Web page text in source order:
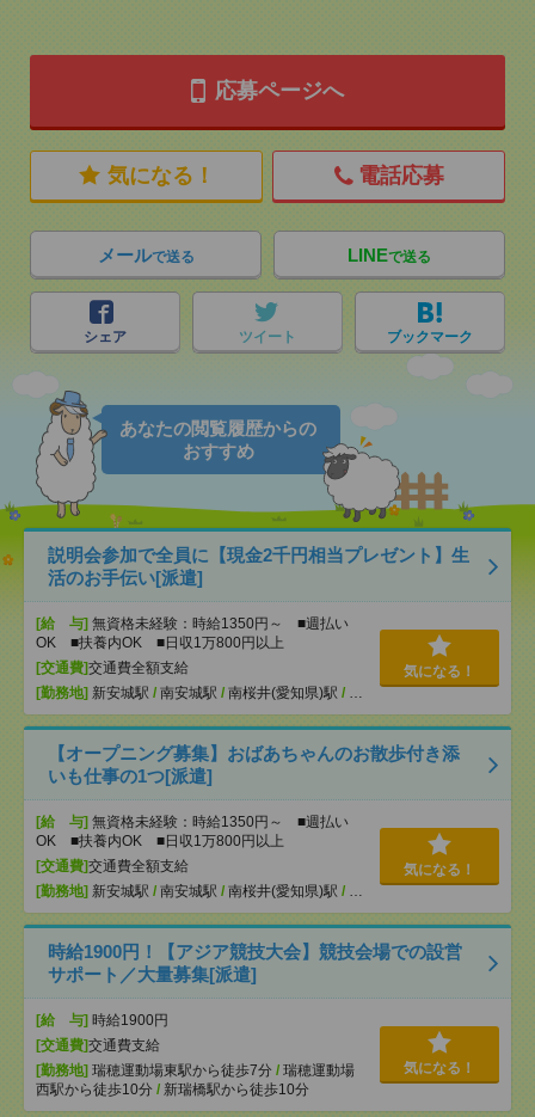
応募ページへ
気になる！ 電話応募
メールで送る LINEで送る
シェア ツイート ブックマーク
あなたの閲覧履歴からの
おすすめ
説明会参加で全員に【現金2千円相当プレゼント】生
活のお手伝い[派遣]
[給 与] 無資格未経験：時給1350円～ ■週払い
OK ■扶養内OK ■日収1万800円以上
[交通費]交通費全額支給
[勤務地] 新安城駅 / 南安城駅 / 南桜井(愛知県)駅 / …
気になる！
【オープニング募集】おばあちゃんのお散歩付き添
いも仕事の1つ[派遣]
[給 与] 無資格未経験：時給1350円～ ■週払い
OK ■扶養内OK ■日収1万800円以上
[交通費]交通費全額支給
[勤務地] 新安城駅 / 南安城駅 / 南桜井(愛知県)駅 / …
気になる！
時給1900円！【アジア競技大会】競技会場での設営
サポート／大量募集[派遣]
[給 与] 時給1900円
[交通費]交通費支給
[勤務地] 瑞穂運動場東駅から徒歩7分 / 瑞穂運動場
西駅から徒歩10分 / 新瑞橋駅から徒歩10分
気になる！